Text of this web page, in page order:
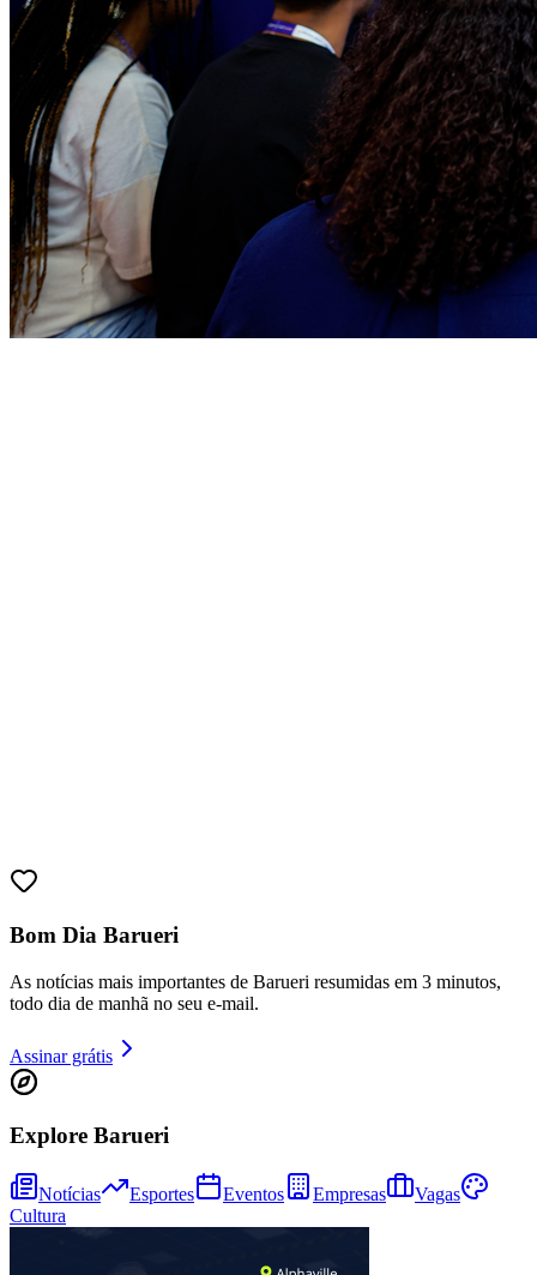
Juventude
Ceará
Bom Dia Barueri
As notícias mais importantes de Barueri resumidas em 3 minutos,
todo dia de manhã no seu e-mail.
Assinar grátis
Explore Barueri
Notícias Esportes Eventos Empresas
Vagas
Cultura